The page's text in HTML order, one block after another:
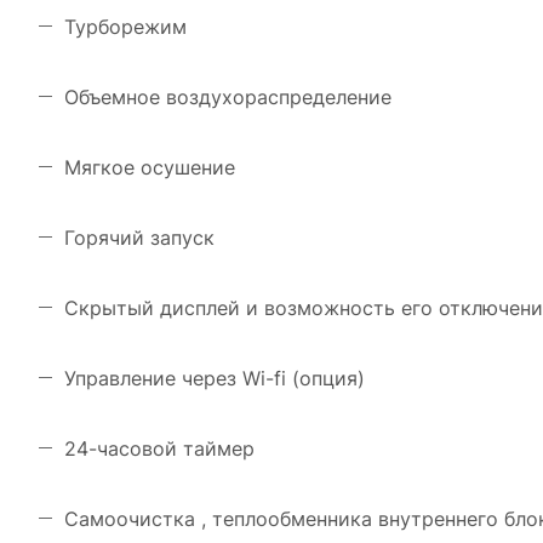
Турборежим
Объемное воздухораспределение
Мягкое осушение
Горячий запуск
Скрытый дисплей и возможность его
Управление через Wi-fi (опция)
24-часовой таймер
Самоочистка , теплообменника внутреннего